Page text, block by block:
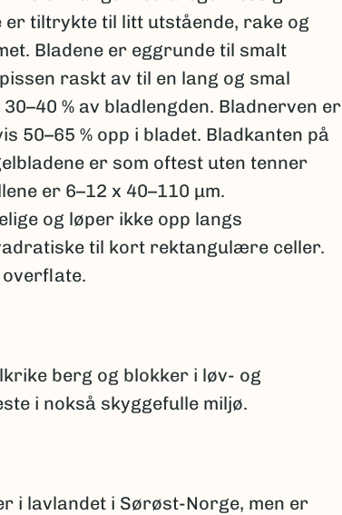
tiltrykte til litt utstående, rake og
Bladene er eggrunde til smalt
raskt av til en lang og smal
% av bladlengden. Bladnerven er
50–65 % opp i bladet. Bladkanten på
er som oftest uten tenner
er 6–12 x 40–110 µm.
og løper ikke opp langs
til kort rektangulære celler.
berg og blokker i løv- og
i nokså skyggefulle miljø.
i lavlandet i Sørøst-Norge, men er